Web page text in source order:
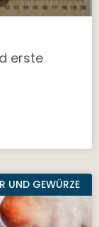
erste
UND GEWÜRZE